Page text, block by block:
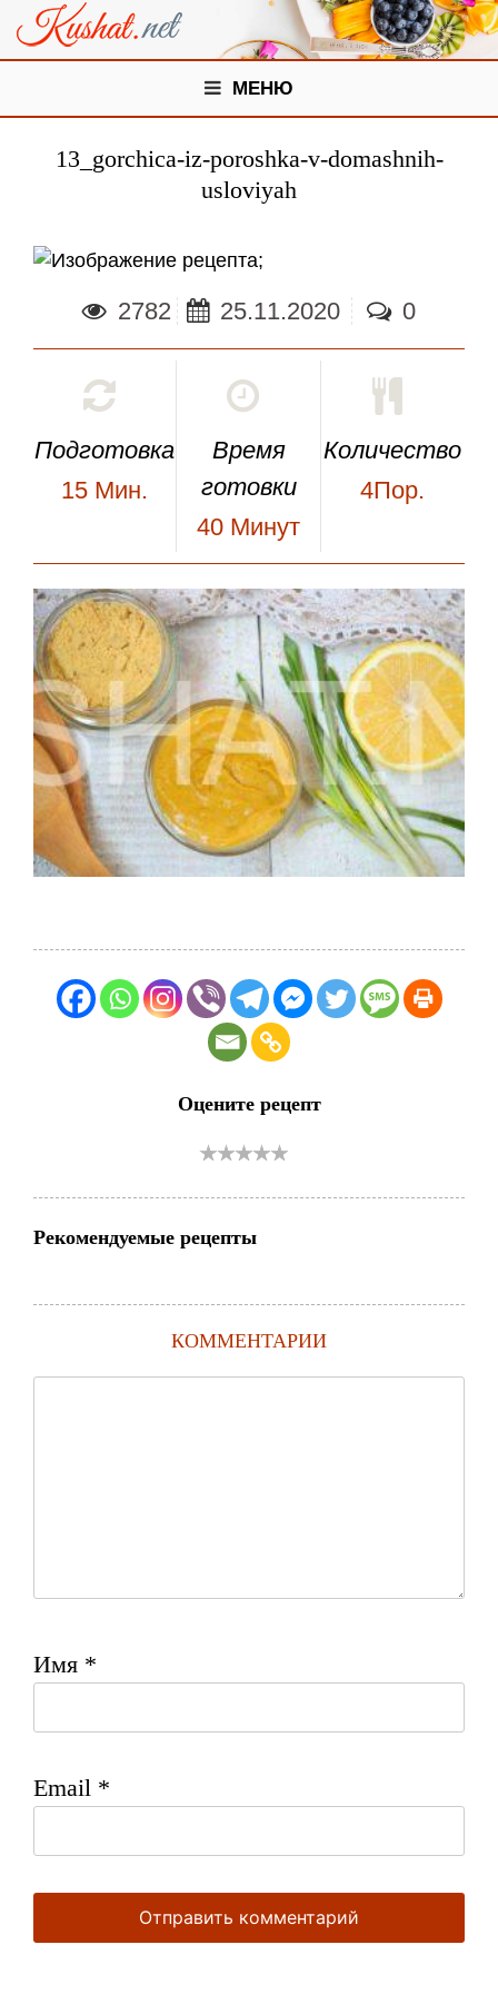
МЕНЮ
13_gorchica-iz-poroshka-v-domashnih-
usloviyah
;
2782 25.11.2020 0
Подготовка
15 Мин.
Время
готовки
40 Минут
Количество
4Пор.
Оцените рецепт
Рекомендуемые рецепты
КОММЕНТАРИИ
Имя *
Email *